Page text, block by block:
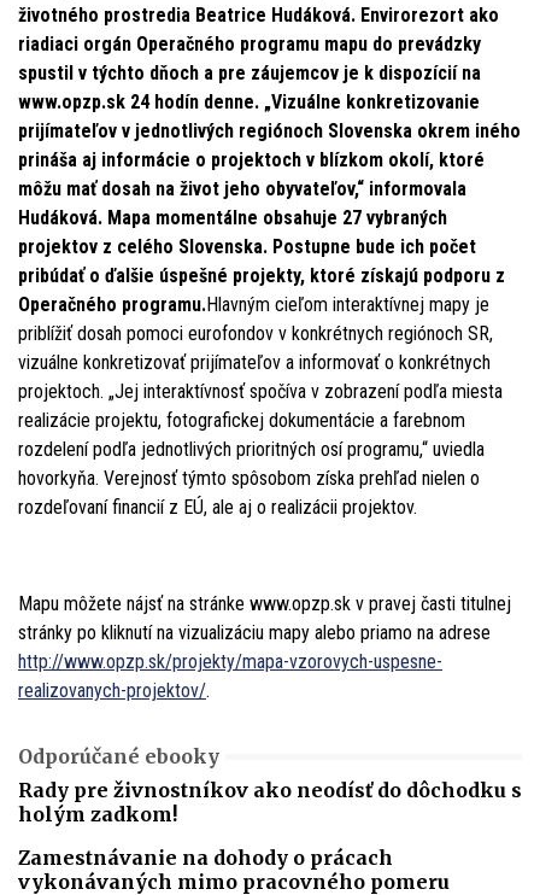
životného prostredia Beatrice Hudáková. Envirorezort ako
riadiaci orgán Operačného programu mapu do prevádzky
spustil v týchto dňoch a pre záujemcov je k dispozícií na
www.opzp.sk 24 hodín denne. „Vizuálne konkretizovanie
prijímateľov v jednotlivých regiónoch Slovenska okrem iného
prináša aj informácie o projektoch v blízkom okolí, ktoré
môžu mať dosah na život jeho obyvateľov,“ informovala
Hudáková. Mapa momentálne obsahuje 27 vybraných
projektov z celého Slovenska. Postupne bude ich počet
pribúdať o ďalšie úspešné projekty, ktoré získajú podporu z
Operačného programu.Hlavným cieľom interaktívnej mapy je
priblížiť dosah pomoci eurofondov v konkrétnych regiónoch SR,
vizuálne konkretizovať prijímateľov a informovať o konkrétnych
projektoch. „Jej interaktívnosť spočíva v zobrazení podľa miesta
realizácie projektu, fotografickej dokumentácie a farebnom
rozdelení podľa jednotlivých prioritných osí programu,“ uviedla
hovorkyňa. Verejnosť týmto spôsobom získa prehľad nielen o
rozdeľovaní financií z EÚ, ale aj o realizácii projektov.
Mapu môžete nájsť na stránke www.opzp.sk v pravej časti titulnej
stránky po kliknutí na vizualizáciu mapy alebo priamo na adrese
http://www.opzp.sk/projekty/mapa-vzorovych-uspesne-
realizovanych-projektov/.
Odporúčané ebooky
Rady pre živnostníkov ako neodísť do dôchodku s
holým zadkom!
Zamestnávanie na dohody o prácach
vykonávaných mimo pracovného pomeru